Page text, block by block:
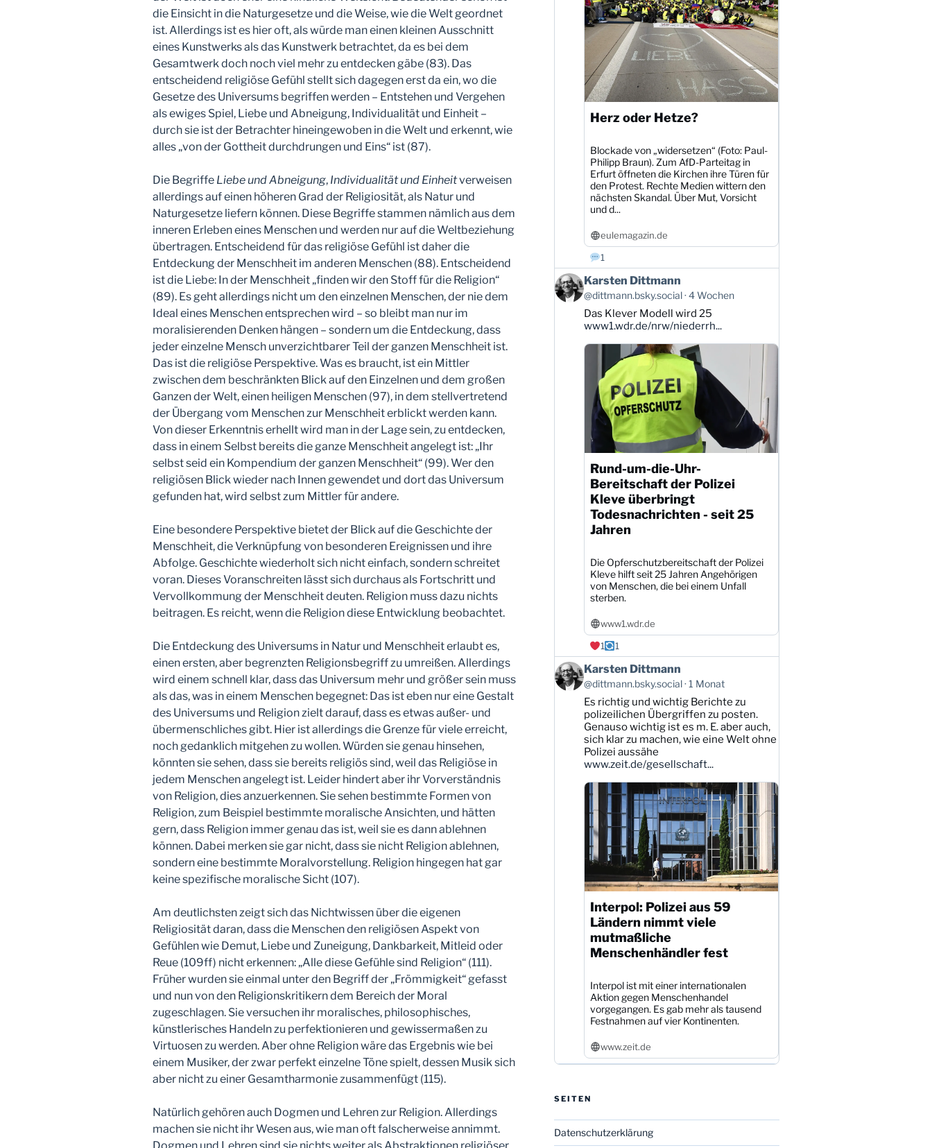
die Einsicht in die Naturgesetze und die Weise, wie die Welt geordnet
ist. Allerdings ist es hier oft, als würde man einen kleinen Ausschnitt
eines Kunstwerks als das Kunstwerk betrachtet, da es bei dem
Gesamtwerk doch noch viel mehr zu entdecken gäbe (83). Das
entscheidend religiöse Gefühl stellt sich dagegen erst da ein, wo die
Gesetze des Universums begriffen werden – Entstehen und Vergehen
als ewiges Spiel, Liebe und Abneigung, Individualität und Einheit –
durch sie ist der Betrachter hineingewoben in die Welt und erkennt, wie
alles „von der Gottheit durchdrungen und Eins“ ist (87).
Die Begriffe Liebe und Abneigung, Individualität und Einheitverweisen
allerdings auf einen höheren Grad der Religiosität, als Natur und
Naturgesetze liefern können. Diese Begriffe stammen nämlich aus dem
inneren Erleben eines Menschen und werden nur auf die Weltbeziehung
übertragen. Entscheidend für das religiöse Gefühl ist daher die
Entdeckung der Menschheit im anderen Menschen (88). Entscheidend
ist die Liebe: In der Menschheit „finden wir den Stoff für die Religion“
(89). Es geht allerdings nicht um den einzelnen Menschen, der nie dem
Ideal eines Menschen entsprechen wird – so bleibt man nur im
moralisierenden Denken hängen – sondern um die Entdeckung, dass
jeder einzelne Mensch unverzichtbarer Teil der ganzen Menschheit ist.
Das ist die religiöse Perspektive. Was es braucht, ist ein Mittler
zwischen dem beschränkten Blick auf den Einzelnen und dem großen
Ganzen der Welt, einen heiligen Menschen (97), in dem stellvertretend
der Übergang vom Menschen zur Menschheit erblickt werden kann.
Von dieser Erkenntnis erhellt wird man in der Lage sein, zu entdecken,
dass in einem Selbst bereits die ganze Menschheit angelegt ist: „Ihr
selbst seid ein Kompendium der ganzen Menschheit“ (99). Wer den
religiösen Blick wieder nach Innen gewendet und dort das Universum
gefunden hat, wird selbst zum Mittler für andere.
Eine besondere Perspektive bietet der Blick auf die Geschichte der
Menschheit, die Verknüpfung von besonderen Ereignissen und ihre
Abfolge. Geschichte wiederholt sich nicht einfach, sondern schreitet
voran. Dieses Voranschreiten lässt sich durchaus als Fortschritt und
Vervollkommung der Menschheit deuten. Religion muss dazu nichts
beitragen. Es reicht, wenn die Religion diese Entwicklung beobachtet.
Die Entdeckung des Universums in Natur und Menschheit erlaubt es,
einen ersten, aber begrenzten Religionsbegriff zu umreißen. Allerdings
wird einem schnell klar, dass das Universum mehr und größer sein muss
als das, was in einem Menschen begegnet: Das ist eben nur eine Gestalt
des Universums und Religion zielt darauf, dass es etwas außer- und
übermenschliches gibt. Hier ist allerdings die Grenze für viele erreicht,
noch gedanklich mitgehen zu wollen. Würden sie genau hinsehen,
könnten sie sehen, dass sie bereits religiös sind, weil das Religiöse in
jedem Menschen angelegt ist. Leider hindert aber ihr Vorverständnis
von Religion, dies anzuerkennen. Sie sehen bestimmte Formen von
Religion, zum Beispiel bestimmte moralische Ansichten, und hätten
gern, dass Religion immer genau das ist, weil sie es dann ablehnen
können. Dabei merken sie gar nicht, dass sie nicht Religion ablehnen,
sondern eine bestimmte Moralvorstellung. Religion hingegen hat gar
keine spezifische moralische Sicht (107).
Am deutlichsten zeigt sich das Nichtwissen über die eigenen
Religiosität daran, dass die Menschen den religiösen Aspekt von
Gefühlen wie Demut, Liebe und Zuneigung, Dankbarkeit, Mitleid oder
Reue (109ff) nicht erkennen: „Alle diese Gefühle sind Religion“ (111).
Früher wurden sie einmal unter den Begriff der „Frömmigkeit“ gefasst
und nun von den Religionskritikern dem Bereich der Moral
zugeschlagen. Sie versuchen ihr moralisches, philosophisches,
künstlerisches Handeln zu perfektionieren und gewissermaßen zu
Virtuosen zu werden. Aber ohne Religion wäre das Ergebnis wie bei
einem Musiker, der zwar perfekt einzelne Töne spielt, dessen Musik sich
aber nicht zu einer Gesamtharmonie zusammenfügt (115).
Natürlich gehören auch Dogmen und Lehren zur Religion. Allerdings
machen sie nicht ihr Wesen aus, wie man oft falscherweise annimmt.
Herz oder Hetze?
Blockade von „widersetzen“ (Foto: Paul-
Philipp Braun). Zum AfD-Parteitag in
Erfurt öffneten die Kirchen ihre Türen für
den Protest. Rechte Medien wittern den
nächsten Skandal. Über Mut, Vorsicht
und d...
eulemagazin.de
1
Beitrag
von
Karsten
Dittmann
ansehen
Karsten Dittmann
@dittmann.bsky.social 4 Wochen
Das Klever Modell wird 25
www1.wdr.de/nrw/niederrh...
Rund-um-die-Uhr-
Bereitschaft der Polizei
Kleve überbringt
Todesnachrichten - seit 25
Jahren
Die Opferschutzbereitschaft der Polizei
Kleve hilft seit 25 Jahren Angehörigen
von Menschen, die bei einem Unfall
sterben.
www1.wdr.de
1
1
Beitrag
von
Karsten
Dittmann
Bluesky
ansehen
Karsten Dittmann
@dittmann.bsky.social 1 Monat
Es richtig und wichtig Berichte zu
polizeilichen Übergriffen zu posten.
Genauso wichtig ist es m. E. aber auch,
sich klar zu machen, wie eine Welt ohne
Polizei aussähe
www.zeit.de/gesellschaft...
Interpol: Polizei aus 59
Ländern nimmt viele
mutmaßliche
Menschenhändler fest
Interpol ist mit einer internationalen
Aktion gegen Menschenhandel
vorgegangen. Es gab mehr als tausend
Festnahmen auf vier Kontinenten.
www.zeit.de
SEITEN
Datenschutzerklärung